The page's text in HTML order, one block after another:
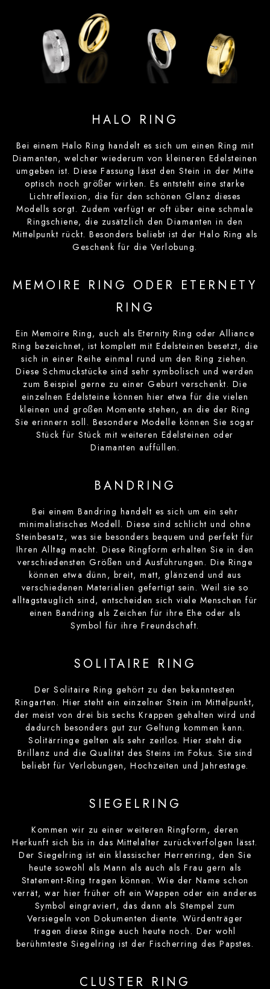
HALO RING
Bei einem Halo Ring handelt es sich um einen Ring mit
Diamanten, welcher wiederum von kleineren Edelsteinen
umgeben ist. Diese Fassung lässt den Stein in der Mitte
optisch noch größer wirken. Es entsteht eine starke
Lichtreflexion, die für den schönen Glanz dieses
Modells sorgt. Zudem verfügt er oft über eine schmale
Ringschiene, die zusätzlich den Diamanten in den
Mittelpunkt rückt. Besonders beliebt ist der Halo Ring als
Geschenk für die Verlobung.
MEMOIRE RING ODER ETERNETY
RING
Ein Memoire Ring, auch als Eternity Ring oder Alliance
Ring bezeichnet, ist komplett mit Edelsteinen besetzt, die
sich in einer Reihe einmal rund um den Ring ziehen.
Diese Schmuckstücke sind sehr symbolisch und werden
zum Beispiel gerne zu einer Geburt verschenkt. Die
einzelnen Edelsteine können hier etwa für die vielen
kleinen und großen Momente stehen, an die der Ring
Sie erinnern soll. Besondere Modelle können Sie sogar
Stück für Stück mit weiteren Edelsteinen oder
Diamanten auffüllen.
BANDRING
Bei einem Bandring handelt es sich um ein sehr
minimalistisches Modell. Diese sind schlicht und ohne
Steinbesatz, was sie besonders bequem und perfekt für
Ihren Alltag macht. Diese Ringform erhalten Sie in den
verschiedensten Größen und Ausführungen. Die Ringe
können etwa dünn, breit, matt, glänzend und aus
verschiedenen Materialien gefertigt sein. Weil sie so
alltagstauglich sind, entscheiden sich viele Menschen für
einen Bandring als Zeichen für ihre Ehe oder als
Symbol für ihre Freundschaft.
SOLITAIRE RING
Der Solitaire Ring gehört zu den bekanntesten
Ringarten. Hier steht ein einzelner Stein im Mittelpunkt,
der meist von drei bis sechs Krappen gehalten wird und
dadurch besonders gut zur Geltung kommen kann.
Solitärringe gelten als sehr zeitlos. Hier steht die
Brillanz und die Qualität des Steins im Fokus. Sie sind
beliebt für Verlobungen, Hochzeiten und Jahrestage.
SIEGELRING
Kommen wir zu einer weiteren Ringform, deren
Herkunft sich bis in das Mittelalter zurückverfolgen lässt.
Der Siegelring ist ein klassischer Herrenring, den Sie
heute sowohl als Mann als auch als Frau gern als
Statement-Ring tragen können. Wie der Name schon
verrät, war hier früher oft ein Wappen oder ein anderes
Symbol eingraviert, das dann als Stempel zum
Versiegeln von Dokumenten diente. Würdenträger
tragen diese Ringe auch heute noch. Der wohl
berühmteste Siegelring ist der Fischerring des Papstes.
CLUSTER RING